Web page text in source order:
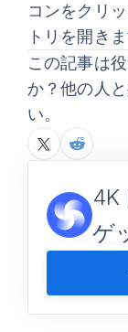
コンをクリ
トリを開きま
この記事は
か？他の人
い。
4K
ゲ